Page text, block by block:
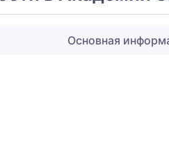
Основная